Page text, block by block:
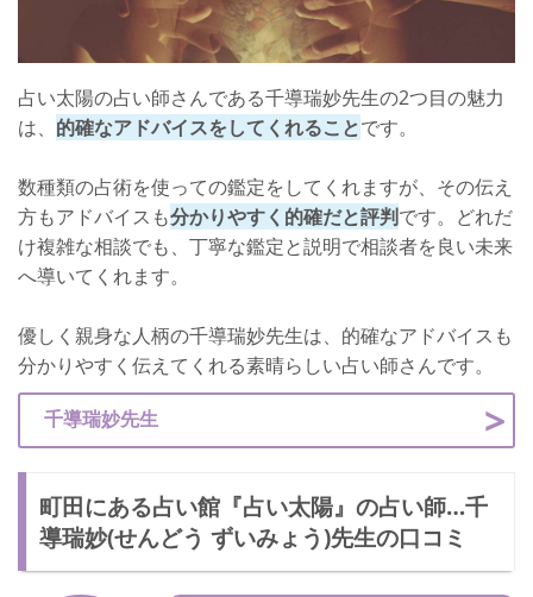
占い太陽の占い師さんである千導瑞妙先生の2つ目の魅力
は、 的確なアドバイスをしてくれることです。
数種類の占術を使っての鑑定をしてくれますが、その伝え
方もアドバイスも分かりやすく的確だと評判です。どれだ
け複雑な相談でも、丁寧な鑑定と説明で相談者を良い未来
へ導いてくれます。
優しく親身な人柄の千導瑞妙先生は、的確なアドバイスも
分かりやすく伝えてくれる素晴らしい占い師さんです。
千導瑞妙先生
町田にある占い館『占い太陽』の占い師…千
導瑞妙(せんどう ずいみょう)先生の口コミ